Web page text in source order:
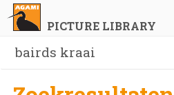
PICTURE LIBRARY